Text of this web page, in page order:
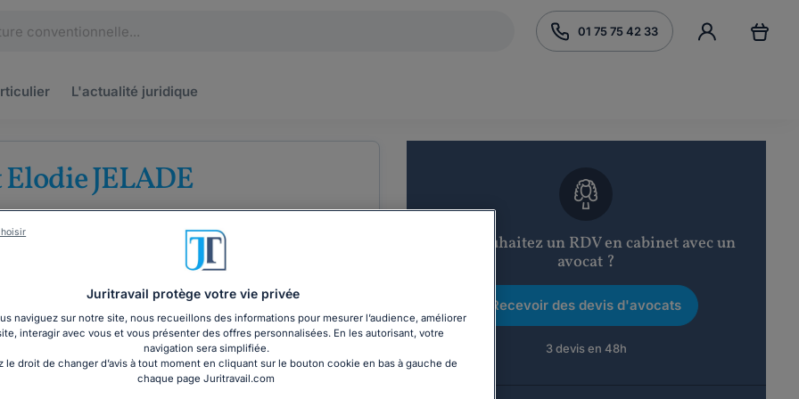
01 75 75 42 33
L'actualité juridique
JELADE
au barreau de Carcassonne
Droit commercial
COORDONNÉES
Vous souhaitez un RDV en cabinet avec un
avocat ?
Recevoir des devis d'avocats
3 devis en 48h
Juritravail protège votre vie privée
naviguez sur notre site, nous recueillons des informations pour mesurer l’audience, améliorer
interagir avec vous et vous présenter des offres personnalisées. En les autorisant, votre
navigation sera simplifiée.
le droit de changer d’avis à tout moment en cliquant sur le bouton cookie en bas à gauche de
chaque page Juritravail.com